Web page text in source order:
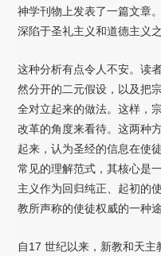
神学刊物上发表了一篇文章
深陷于圣礼主义和道德主义
这种分析有点令人不安。读
然分开的二元假设，以及把
全对立起来的做法。这样，
改革的角度来看待。这两种
起来，认为圣经的信息在使
常见的理解范式，其核心是
主义作为回归纯正、起初的
教所声称的使徒权威的一种途
自17 世纪以来，新教和天主